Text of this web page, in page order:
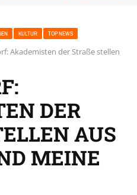
KULTUR TOP NEWS
Akademisten der Straße stellen
DER
AUS –
MEINE S